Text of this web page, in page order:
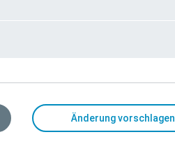
Änderung vorschlagen